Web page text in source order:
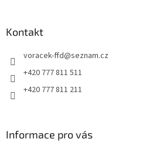
Kontakt
voracek-ffd@seznam.cz
+420 777 811 511
+420 777 811 211
Informace pro vás